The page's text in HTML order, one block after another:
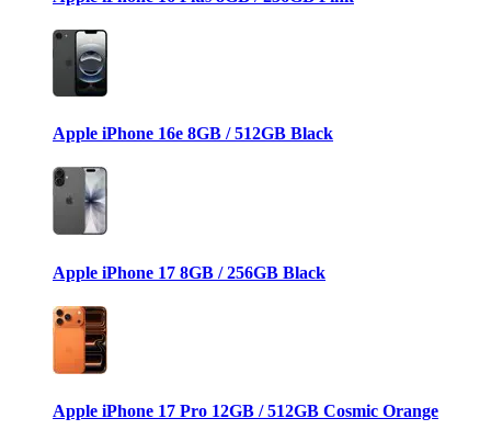
Apple iPhone 16e 8GB / 512GB Black
Apple iPhone 17 8GB / 256GB Black
Apple iPhone 17 Pro 12GB / 512GB Cosmic Orange